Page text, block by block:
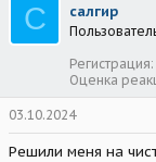
С салгир
Регистрация
Оценка
03.10.2024
Решили меня на